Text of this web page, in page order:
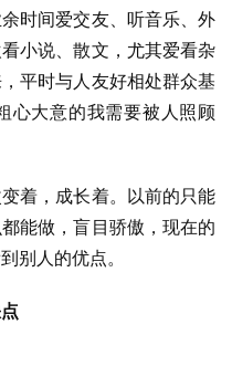
时间爱交友、听音乐、外
小说、散文，尤其爱看杂
平时与人友好相处群众基
心大意的我需要被人照顾
着，成长着。以前的只能
能做，盲目骄傲，现在的
别人的优点。